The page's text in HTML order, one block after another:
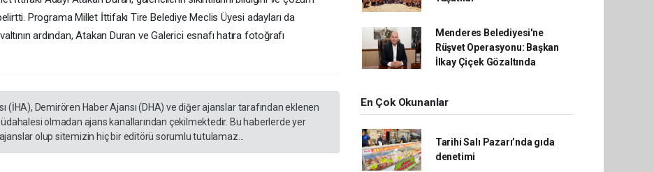
Programa Millet İttifakı Tire Belediye Meclis Üyesi adayları da
ardından, Atakan Duran ve Galerici esnafı hatıra fotoğrafı
(İHA), Demirören Haber Ajansı (DHA) ve diğer ajanslar tarafından eklenen
olmadan ajans kanallarından çekilmektedir. Bu haberlerde yer
olup sitemizin hiç bir editörü sorumlu tutulamaz...
Menderes Belediyesi'ne
Rüşvet Operasyonu: Başkan
İlkay Çiçek Gözaltında
En Çok Okunanlar
Tarihi Salı Pazarı’nda gıda
denetimi